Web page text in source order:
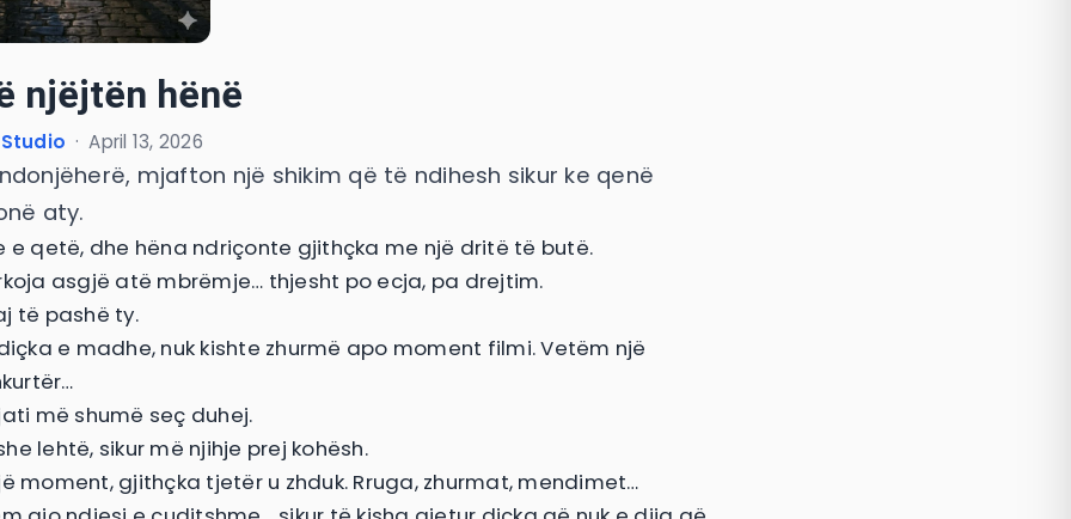
njëjtën hënë
· April 13, 2026
mjafton një shikim që të ndihesh sikur ke qenë
aty.
e qetë, dhe hëna ndriçonte gjithçka me një dritë të butë.
asgjë atë mbrëmje… thjesht po ecja, pa drejtim.
të pashë ty.
e madhe, nuk kishte zhurmë apo moment filmi. Vetëm një
më shumë seç duhej.
lehtë, sikur më njihje prej kohësh.
moment, gjithçka tjetër u zhduk. Rruga, zhurmat, mendimet…